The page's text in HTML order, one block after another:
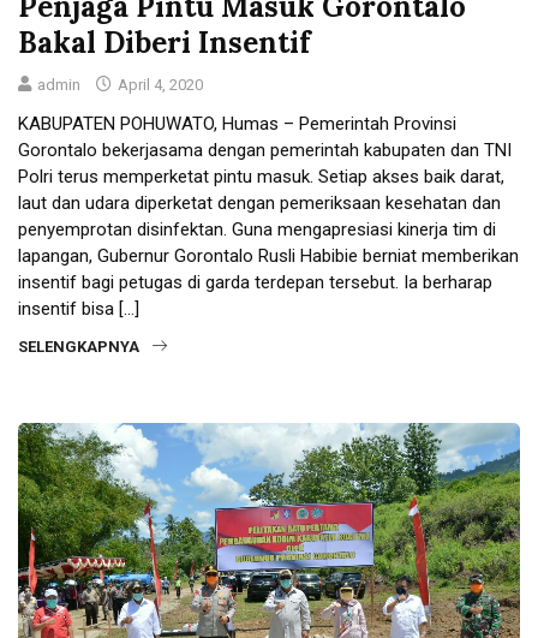
Bakal Diberi Insentif
admin April 4, 2020
KABUPATEN POHUWATO, Humas – Pemerintah Provinsi
Gorontalo bekerjasama dengan pemerintah kabupaten dan TNI
Polri terus memperketat pintu masuk. Setiap akses baik darat,
laut dan udara diperketat dengan pemeriksaan kesehatan dan
penyemprotan disinfektan. Guna mengapresiasi kinerja tim di
lapangan, Gubernur Gorontalo Rusli Habibie berniat memberikan
insentif bagi petugas di garda terdepan tersebut. Ia berharap
insentif bisa […]
SELENGKAPNYA